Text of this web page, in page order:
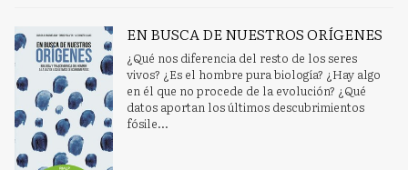
SOBRE MICHÉLE SANGLIER (ESCRITOR)
Michelé Sanglier es Investigador de los Instituts Internationaux de
Physique et de Chimie. Universidad Libre de Bruselas.Ver más sobre
el autor
SOBRE JORGE WAGENSBERG (ESCRITOR)
EN BUSCA DE NUESTROS ORÍGENES
¿Qué nos diferencia del resto de los seres
vivos? ¿Es el hombre pura biología? ¿Hay algo
en él que no procede de la evolución? ¿Qué
datos aportan los últimos descubrimientos
fósile...